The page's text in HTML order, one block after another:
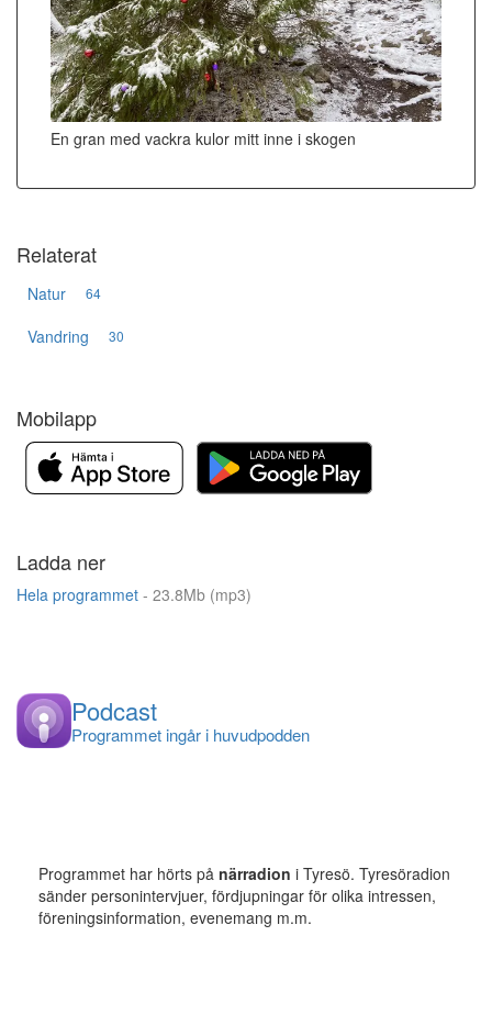
En gran med vackra kulor mitt inne i skogen
Relaterat
Natur 64
Vandring 30
Mobilapp
Ladda ner
Hela programmet - 23.8Mb (mp3)
Podcast
Programmet ingår i huvudpodden
Programmet har hörts på närradion i Tyresö. Tyresöradion
sänder personintervjuer, fördjupningar för olika intressen,
föreningsinformation, evenemang m.m.